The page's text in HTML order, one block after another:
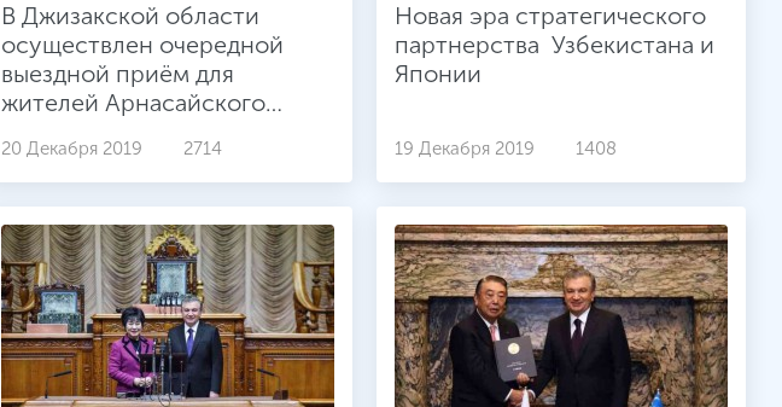
В Джизакской области
осуществлен очередной
выездной приём для
жителей Арнасайского
20 Декабря 2019 2714
Новая эра стратегического
партнерства Узбекистана и
Японии
19 Декабря 2019 1408